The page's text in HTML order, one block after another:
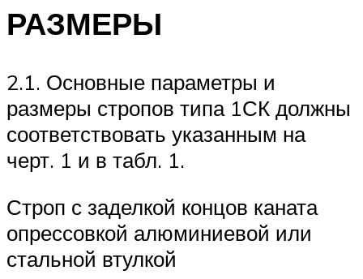
РАЗМЕРЫ
2.1. Основные параметры и
размеры стропов типа 1СК должны
соответствовать указанным на
черт. 1 и в табл. 1.
Строп с заделкой концов каната
опрессовкой алюминиевой или
стальной втулкой